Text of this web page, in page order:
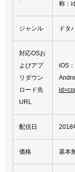
称：
ジャンル ドタ
対応OSお
よびアプ
リダウン
ロード先
URL
iOS：
配信日 2018
価格 基本